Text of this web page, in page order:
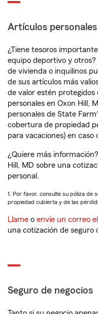
Artículos personales
¿Tiene tesoros
equipo deportivo y otros?
de vivienda o inquilinos
de sus artículos más
de valor estén
personales en Oxon Hill,
personales de State
cobertura de propiedad
para vacaciones) en
¿Quiere más
Hill, MD sobre una
personal.
1. Por favor, consulte su póliza de
propiedad cubierta y de las
Llame o envíe un correo
una cotización de seguro
Seguro de negocios